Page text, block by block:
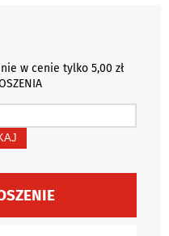
w cenie tylko 5,00 zł